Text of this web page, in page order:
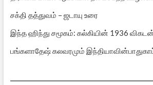
சக்தி தத்துவம் – ஜடாயு உரை
இந்த ஹிந்து சமூகம்: கல்கியின் 1936
பங்களாதேஷ் கலவரமும்